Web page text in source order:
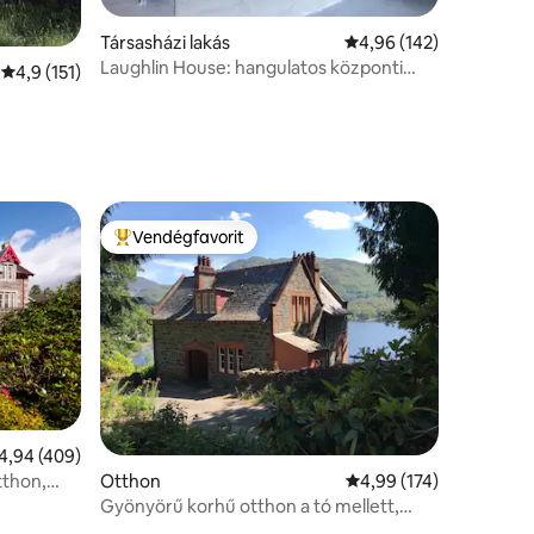
Átlagos értékelés: 5/4,9, 151 vélemény
4,9 (151)
Társasházi lakás Átlagos értékelés: 5/
4,96 (142)
Laughlin House: hangulatos központi
értékelés: 5/4,94, 409 vélemény
(409)
Kiemelt vendégfavorit
Vendégfavorit
Otthon Átlagos értékelés: 5/
4,99 (174)
Gyönyörű korhű otthon a tó mellett,